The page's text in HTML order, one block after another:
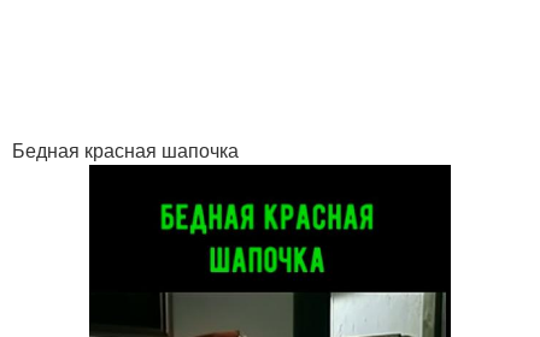
Бедная красная шапочка